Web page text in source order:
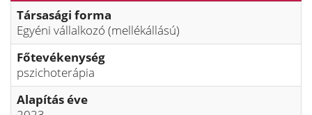
Társasági forma
Egyéni vállalkozó (mellékállású)
Főtevékenység
pszichoterápia
Alapítás éve